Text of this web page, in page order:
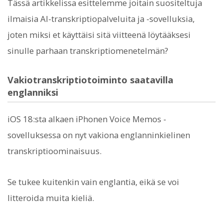
Tässä artikkelissa esittelemme joitain suositeltuja
ilmaisia ​​AI-transkriptiopalveluita ja -sovelluksia,
joten miksi et käyttäisi sitä viitteenä löytääksesi
sinulle parhaan transkriptiomenetelmän?
Vakiotranskriptiotoiminto saatavilla
englanniksi
iOS 18:sta alkaen iPhonen Voice Memos -
sovelluksessa on nyt vakiona englanninkielinen
transkriptioominaisuus.
Se tukee kuitenkin vain englantia, eikä se voi
litteroida muita kieliä.